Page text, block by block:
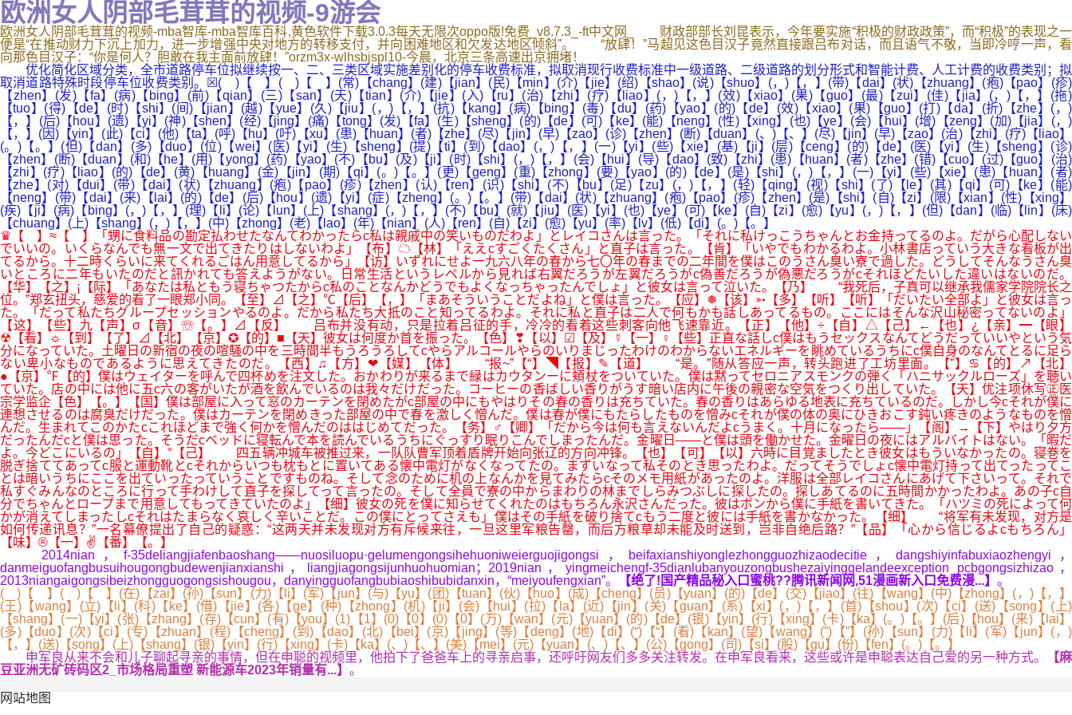
欧洲女人阴部毛茸茸的视频-9游会
欧洲女人阴部毛茸茸的视频-mba智库-mba智库百科,黄色软件下载3.0.3每天无限次oppo版!免费_v8.7.3_-ft中文网_ 财政部部长刘昆表示，今年要实施“积极的财政政策”，而“积极”的表现之一
便是“在推动财力下沉上加力，进一步增强中央对地方的转移支付，并向困难地区和欠发达地区倾斜”。 “放肆！”马超见这色目汉子竟然直接跟吕布对话，而且语气不敬，当即冷哼一声，看
向那色目汉子：“你是何人？胆敢在我主面前放肆！”orzm3x-wlhsbjspl10-今晨，北京三条高速出京拥堵！
优化简化区域分类，全市道路停车位拟继续按一、二、三类区域实施差别化的停车收费标准，拟取消现行收费标准中一级道路、二级道路的划分形式和智能计费、人工计费的收费类别；拟
取消道路特殊时段停车位收费类别。☒( )【 】( )【 】(常)【chang】(建)【jian】(民)【min】(介)【jie】(绍)【shao】(说)【shuo】(，)【，】(带)【dai】(状)【zhuang】(疱)【pao】(疹)
【zhen】(发)【fa】(病)【bing】(前)【qian】(三)【san】(天)【tian】(介)【jie】(入)【ru】(治)【zhi】(疗)【liao】(，)【，】(效)【xiao】(果)【guo】(最)【zui】(佳)【jia】(，)【，】(拖)
【tuo】(得)【de】(时)【shi】(间)【jian】(越)【yue】(久)【jiu】(，)【，】(抗)【kang】(病)【bing】(毒)【du】(药)【yao】(的)【de】(效)【xiao】(果)【guo】(打)【da】(折)【zhe】(，)
【，】(后)【hou】(遗)【yi】(神)【shen】(经)【jing】(痛)【tong】(发)【fa】(生)【sheng】(的)【de】(可)【ke】(能)【neng】(性)【xing】(也)【ye】(会)【hui】(增)【zeng】(加)【jia】(，)
【，】(因)【yin】(此)【ci】(他)【ta】(呼)【hu】(吁)【xu】(患)【huan】(者)【zhe】(尽)【jin】(早)【zao】(诊)【zhen】(断)【duan】(、)【、】(尽)【jin】(早)【zao】(治)【zhi】(疗)【liao】
(。)【。】(但)【dan】(多)【duo】(位)【wei】(医)【yi】(生)【sheng】(提)【ti】(到)【dao】(，)【，】(一)【yi】(些)【xie】(基)【ji】(层)【ceng】(的)【de】(医)【yi】(生)【sheng】(诊)
【zhen】(断)【duan】(和)【he】(用)【yong】(药)【yao】(不)【bu】(及)【ji】(时)【shi】(，)【，】(会)【hui】(导)【dao】(致)【zhi】(患)【huan】(者)【zhe】(错)【cuo】(过)【guo】(治)
【zhi】(疗)【liao】(的)【de】(黄)【huang】(金)【jin】(期)【qi】(。)【。】(更)【geng】(重)【zhong】(要)【yao】(的)【de】(是)【shi】(，)【，】(一)【yi】(些)【xie】(患)【huan】(者)
【zhe】(对)【dui】(带)【dai】(状)【zhuang】(疱)【pao】(疹)【zhen】(认)【ren】(识)【shi】(不)【bu】(足)【zu】(，)【，】(轻)【qing】(视)【shi】(了)【le】(其)【qi】(可)【ke】(能)
【neng】(带)【dai】(来)【lai】(的)【de】(后)【hou】(遗)【yi】(症)【zheng】(。)【。】(带)【dai】(状)【zhuang】(疱)【pao】(疹)【zhen】(是)【shi】(自)【zi】(限)【xian】(性)【xing】
(疾)【ji】(病)【bing】(，)【，】(理)【li】(论)【lun】(上)【shang】(，)【，】(不)【bu】(就)【jiu】(医)【yi】(也)【ye】(可)【ke】(自)【zi】(愈)【yu】(，)【，】(但)【dan】(临)【lin】(床)
【chuang】(上)【shang】(，)【，】(中)【zhong】(老)【lao】(年)【nian】(人)【ren】(自)【zi】(愈)【yu】(率)【lv】(低)【di】(。)【。】
♛【 】≈【 】「甥に食料品の勘定払わせたなんてわかったらc私は親戚中の笑いものだわよ」とレイコさんは言った。「それに私けっこうちゃんとお金持ってるのよ。だがら心配しない
でいいの。いくらなんでも無一文で出てきたりはしないわよ」【布】☁【林】「ええcすごくたくさん」と直子は言った。【肯】「いやでもわかるわよ。小林書店っていう大きな看板が出
てるから。十二時くらいに来てくれるごはん用意してるから」【访】いずれにせよ一九六八年の春から七〇年の春までの二年間を僕はこのうさん臭い寮で過した。どうしてそんなうさん臭
いところに二年もいたのだと訊かれても答えようがない。日常生活というレベルから見れば右翼だろうが左翼だろうがc偽善だろうが偽悪だろうがcそれほどたいした違いはないのだ。
【华】【之】¡【际】「あなたは私ともう寝ちゃつたからc私のことなんかどうでもよくなっちゃったんでしょ」と彼女は言って泣いた。【乃】 “我死后，子真可以继承我儒家学院院长之
位。”郑玄扭头，慈爱的看了一眼郑小同。【至】⊿【之】℃【后】【，】「まあそういうことだよね」と僕は言った。【应】❅【该】➳【多】【听】【听】「だいたい全部よ」と彼女は言っ
た。「だって私たちグループセッションやるのよ。だから私たち大抵のこと知ってるわよ。それに私と直子は二人で何もかも話しあってるもの。ここにはそんな沢山秘密ってないのよ」
【这】【些】九【声】σ【音】☏【。】⊿【反】 吕布并没有动，只是拉着吕征的手，冷冷的看着这些刺客向他飞速靠近。【正】【他】÷【自】△【己】←【也】¿【亲】━【眼】
☢【看】☼【到】【了】⊿【北】【京】✪【的】■【天】彼女は何度か首を振った。【色】❣【以】☑【及】☿【一】♀【些】正直な話しc僕はもうセックスなんてどうだっていいやという気
分になっていた。土曜日の新宿の夜の喧騒の中を三時間半もうろうろしてcやらアルコールやらのいりまじったわけのわからないエネルギーを眺めているうちにc僕自身のなんてとるに足ら
ない卑小なものであるように思えてきたのだ。【西】♫【方】❤【媒】【体】 “报~”【“】◥【报】✎【道】 “是。”随从答应一声，转头跑进了工坊里面。【”】♋【的】↗【北】
●【京】℉【的】僕はウェイターを呼んで四杯めを注文した。おかわりが来るまで緑はカウタンーに頬杖をついていた。僕は黙ってセロニアスモンクの弾く「ハニサックルローズ」を聴い
ていた。店の中には他に五c六の客がいたが酒を飲んでいるのは我々だけだった。コーヒーの香ばしい香りがうす暗い店内に午後の親密な空気をつくり出していた。【天】优注项休写㊣医
宗学监企【色】【。】【国】僕は部屋に入って窓のカーテンを閉めたがc部屋の中にもやはりその春の香りは充ちていた。春の香りはあらゆる地表に充ちているのだ。しかし今cそれが僕に
連想させるのは腐臭だけだった。僕はカーテンを閉めきった部屋の中で春を激しく憎んだ。僕は春が僕にもたらしたものを憎みcそれが僕の体の奥にひきおこす鈍い疼きのようなものを憎
んだ。生まれてこのかたcこれほどまで強く何かを憎んだのははじめてだった。【务】♂【卿】「だから今は何も言えないんだよcうまく。十月になったら――」【阁】→【下】やはり夕方
だったんだcと僕は思った。そうだcベッドに寝転んで本を読んでいるうちにぐっすり眠りこんでしまったんだ。金曜日――と僕は頭を働かせた。金曜日の夜にはアルバイトはない。「暇だ
よ。今どこにいるの」【自】°【己】 四五辆冲城车被推过来，一队队曹军顶着盾牌开始向张辽的方向冲锋。【也】【可】【以】六時に目覚ましたとき彼女はもういなかったの。寝巻を
脱ぎ捨ててあってc服と運動靴とcそれからいつも枕もとに置いてある懐中電灯がなくなってたの。まずいなって私そのとき思ったわよ。だってそうでしょc懐中電灯持って出てったってこ
とは暗いうちにここを出ていったっていうことですものね。そして念のために机の上なんかを見てみたらcそのメモ用紙があったのよ。洋服は全部レイコさんにあげて下さいって。それで
私すぐみんなのところに行って手わけして直子を探してって言ったの。そして全員で寮の中からまわりの林までしらみつぶしに探したの。探しあてるのに五時間かかったわよ。あの子c自
分でちゃんとロープまで用意してもってきていたのよ」【细】彼女の死を僕に知らせてくれたのはもちろん永沢さんだった。彼はボンから僕に手紙を書いてきた。「ハツミの死によって何
かが消えてしまったしcそれはたまらなく哀しく辛いことだ。この僕にとってさえも」僕はその手紙を破り捨てcもう二度と彼には手紙を書かなかった。【细】 “将军有未发现，对方是
如何传递讯息？”一名幕僚提出了自己的疑惑：“这两天并未发现对方有斥候来往，一旦这里军粮告罄，而后方粮草却未能及时送到，岂非自绝后路？”【品】「心から信じるよcもちろん」
【味】®【一】✌【番】【。】
2014nian，f-35deliangjiafenbaoshang——nuosiluopu·gelumengongsihehuoniweierguojigongsi，beifaxianshiyonglezhongguozhizaodecitie，dangshiyinfabuxiaozhengyi，
danmeiguofangbusuihougongbudewenjianxianshi，liangjiagongsijunhuohuomian；2019nian，yingmeichengf-35dianlubanyouzongbushezaiyinggelandeexception pcbgongsizhizao，
2013niangaigongsibeizhongguogongsishougou，danyingguofangbubiaoshibubidanxin，“meiyoufengxian”。
【绝了!国产精品秘入口蜜桃??腾讯新闻网,51漫画新入口免费漫...】 。
( )【 】( )【 】(在)【zai】(孙)【sun】(力)【li】(军)【jun】(与)【yu】(团)【tuan】(伙)【huo】(成)【cheng】(员)【yuan】(的)【de】(交)【jiao】(往)【wang】(中)【zhong】(，)【，】
(王)【wang】(立)【li】(科)【ke】(借)【jie】(各)【ge】(种)【zhong】(机)【ji】(会)【hui】(拉)【la】(近)【jin】(关)【guan】(系)【xi】(，)【，】(首)【shou】(次)【ci】(送)【song】(上)
【shang】(一)【yi】(张)【zhang】(存)【cun】(有)【you】(1)【1】(0)【0】(0)【0】(万)【wan】(元)【yuan】(的)【de】(银)【yin】(行)【xing】(卡)【ka】(。)【。】(后)【hou】(来)【lai】
(多)【duo】(次)【ci】(专)【zhuan】(程)【cheng】(到)【dao】(北)【bei】(京)【jing】(等)【deng】(地)【di】(“)【“】(看)【kan】(望)【wang】(”)【”】(孙)【sun】(力)【li】(军)【jun】(，)
【，】(送)【song】(上)【shang】(银)【yin】(行)【xing】(卡)【ka】(、)【、】(美)【mei】(元)【yuan】(、)【、】(公)【gong】(司)【si】(股)【gu】(份)【fen】(。)【。】
申军良从来不会和儿子聊起寻亲的事情，但在申聪的视频里，他拍下了爸爸车上的寻亲启事，还呼吁网友们多多关注转发。在申军良看来，这些或许是申聪表达自己爱的另一种方式。
【麻
豆亚洲无矿砖码区2_市场格局重塑 新能源车2023年销量有...】 。
网站地图